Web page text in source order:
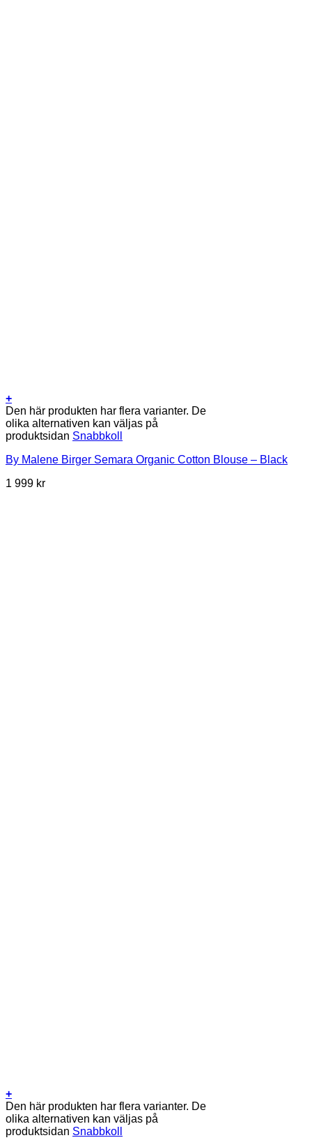
+
Den här produkten har flera varianter. De
olika alternativen kan väljas på
produktsidan Snabbkoll
By Malene Birger Semara Organic Cotton Blouse – Black
1 999 kr
+
Den här produkten har flera varianter. De
olika alternativen kan väljas på
produktsidan Snabbkoll